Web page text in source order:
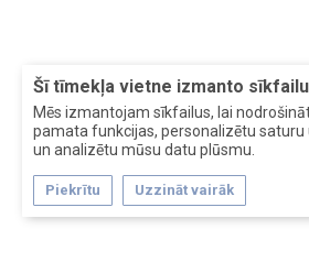
Šī tīmekļa vietne izmanto
Mēs izmantojam sīkfailus, lai
pamata funkcijas, personalizētu saturu
un analizētu mūsu datu plūsmu.
Piekrītu Uzzināt vairāk